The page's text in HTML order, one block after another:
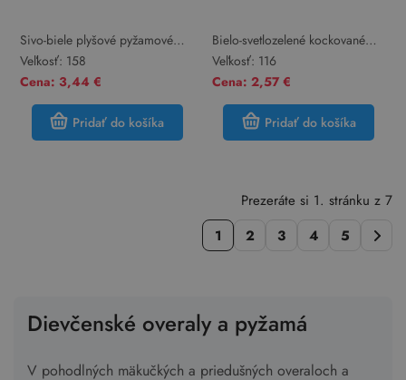
Sivo-biele plyšové pyžamové
nohavice s mraky
Veľkosť: 158
Cena: 3,44 €
Pridať do košíka
Bielo-svetlozelené kockované
pyžamové kraťasy Kuniboo
Veľkosť: 116
Cena: 2,57 €
Pridať do košíka
Prezeráte si 1. stránku z 7
1
2 3 4 5
Dievčenské overaly a pyžamá
V pohodlných mäkučkých a priedušných overaloch a